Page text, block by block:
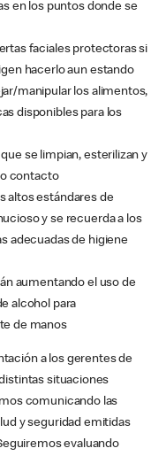
en los puntos donde se
faciales protectoras si
hacerlo aun estando
manipular los alimentos,
disponibles para los
se limpian, esterilizan y
contacto
altos estándares de
y se recuerda a los
adecuadas de higiene
aumentando el uso de
alcohol para
de manos
a los gerentes de
situaciones
comunicando las
y seguridad emitidas
evaluando